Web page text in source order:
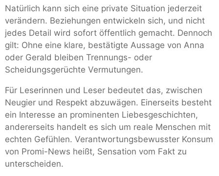
Natürlich kann sich eine private Situation jederzeit
verändern. Beziehungen entwickeln sich, und nicht
jedes Detail wird sofort öffentlich gemacht. Dennoch
gilt: Ohne eine klare, bestätigte Aussage von Anna
oder Gerald bleiben Trennungs- oder
Scheidungsgerüchte Vermutungen.
Für Leserinnen und Leser bedeutet das, zwischen
Neugier und Respekt abzuwägen. Einerseits besteht
ein Interesse an prominenten Liebesgeschichten,
andererseits handelt es sich um reale Menschen mit
echten Gefühlen. Verantwortungsbewusster Konsum
von Promi-News heißt, Sensation vom Fakt zu
unterscheiden.